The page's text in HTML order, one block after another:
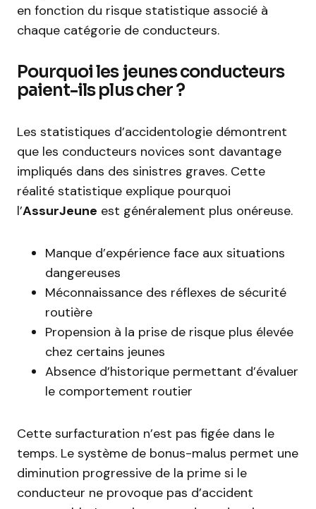
en fonction du risque statistique associé à
chaque catégorie de conducteurs.
Pourquoi les jeunes conducteurs
paient-ils plus cher ?
Les statistiques d’accidentologie démontrent
que les conducteurs novices sont davantage
impliqués dans des sinistres graves. Cette
réalité statistique explique pourquoi
l’AssurJeune est généralement plus onéreuse.
Manque d’expérience face aux situations
dangereuses
Méconnaissance des réflexes de sécurité
routière
Propension à la prise de risque plus élevée
chez certains jeunes
Absence d’historique permettant d’évaluer
le comportement routier
Cette surfacturation n’est pas figée dans le
temps. Le système de bonus-malus permet une
diminution progressive de la prime si le
conducteur ne provoque pas d’accident